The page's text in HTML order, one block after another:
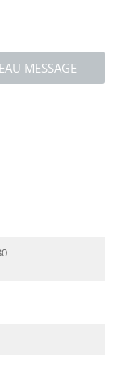
MESSAGE